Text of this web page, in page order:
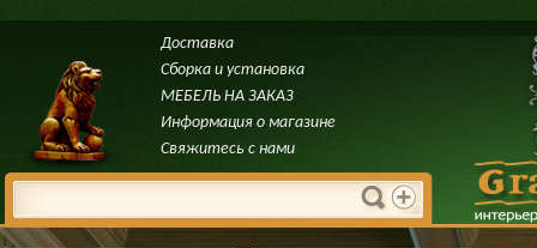
Доставка
Сборка и установка
МЕБЕЛЬ НА ЗАКАЗ
Информация о магазине
Свяжитесь с нами